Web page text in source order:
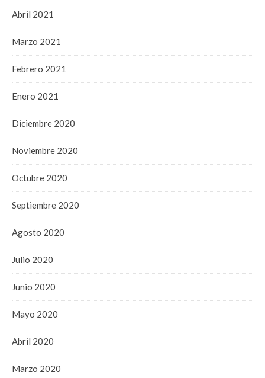
Abril 2021
Marzo 2021
Febrero 2021
Enero 2021
Diciembre 2020
Noviembre 2020
Octubre 2020
Septiembre 2020
Agosto 2020
Julio 2020
Junio 2020
Mayo 2020
Abril 2020
Marzo 2020